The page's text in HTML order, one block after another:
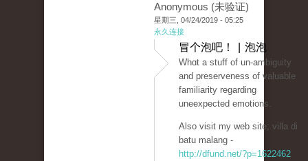
Anonymous (未验证)
星期三, 04/24/2019 - 05:25
永久连接
冒个泡吧！ | 泡泡
Whɑt a stuff of un-ambiguity
and preserveness of valuable
fаmiliarity regarding
uneеxpected emοtions.
Also visit my web site; villa di
batu malang -
http://dfund.net/?p=1622462